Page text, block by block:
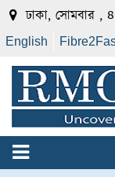
ঢাকা, সোমবার ,
English